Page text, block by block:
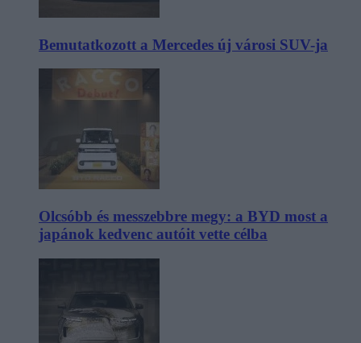
Bemutatkozott a Mercedes új városi SUV-ja
Olcsóbb és messzebbre megy: a BYD most a
japánok kedvenc autóit vette célba